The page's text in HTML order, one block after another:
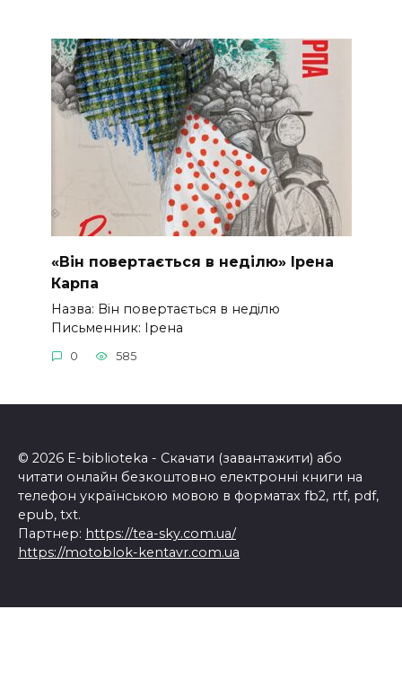
«Він повертається в неділю» Ірена
Карпа
Назва: Він повертається в неділю
Письменник: Ірена
0 585
© 2026 E-biblioteka - Скачати (завантажити) або
читати онлайн безкоштовно електронні книги на
телефон українською мовою в форматах fb2, rtf, pdf,
epub, txt.
Партнер: https://tea-sky.com.ua/
https://motoblok-kentavr.com.ua